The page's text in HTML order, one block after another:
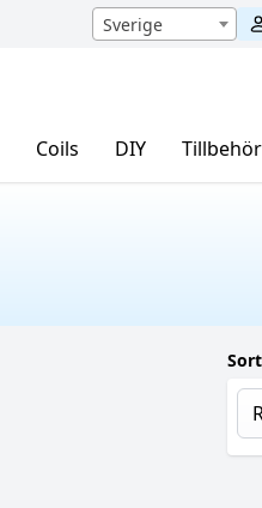
Sverige
Coils DIY Tillbehör